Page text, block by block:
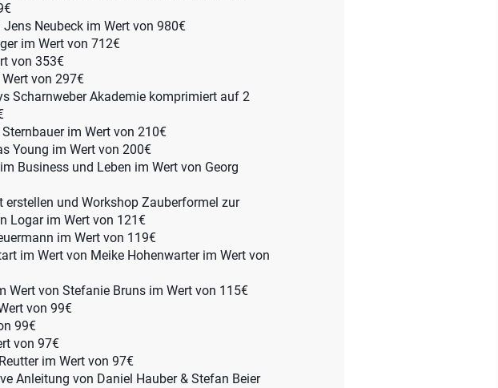
Neubeck im Wert von 980€
im Wert von 712€
von 353€
von 297€
Scharnweber Akademie komprimiert auf 2
im Wert von 210€
Young im Wert von 200€
Business und Leben im Wert von Georg
und Workshop Zauberformel zur
Logar im Wert von 121€
im Wert von 119€
im Wert von Meike Hohenwarter im Wert von
von Stefanie Bruns im Wert von 115€
von 99€
99€
von 97€
im Wert von 97€
Anleitung von Daniel Hauber & Stefan Beier